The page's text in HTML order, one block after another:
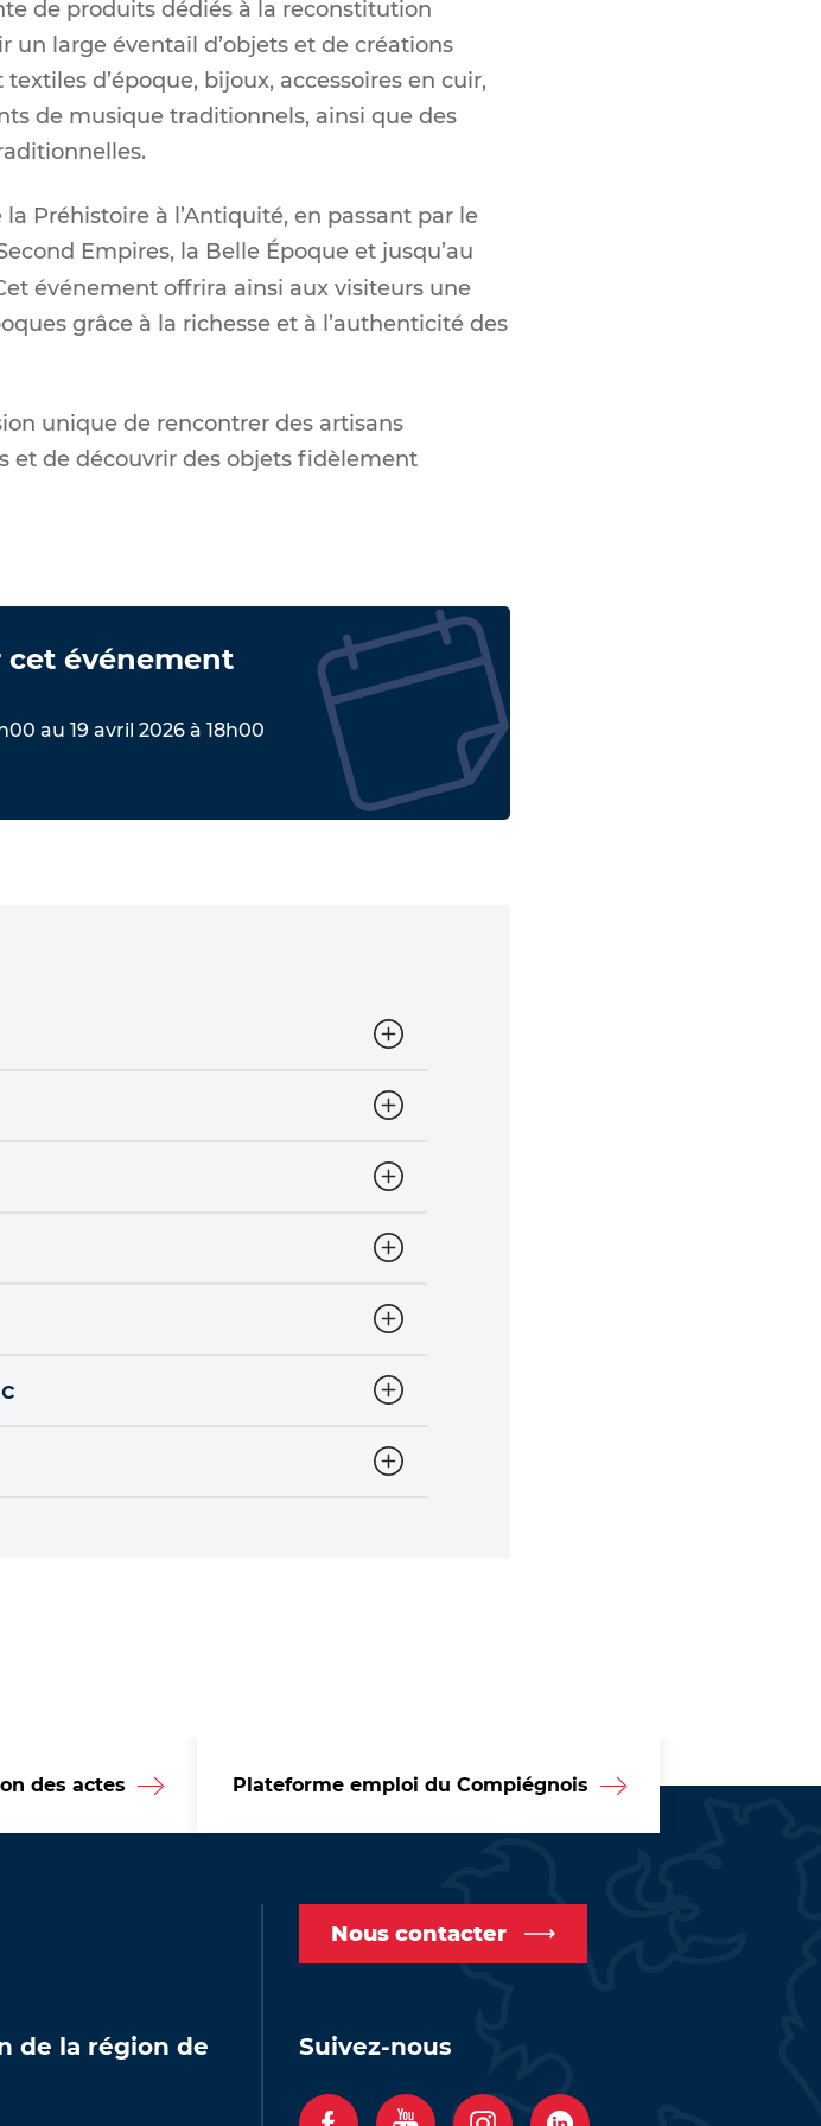
de produits dédiés à la reconstitution
un large éventail d’objets et de créations
d’époque, bijoux, accessoires en cuir,
de musique traditionnels, ainsi que des
Préhistoire à l’Antiquité, en passant par le
Empires, la Belle Époque et jusqu’au
événement offrira ainsi aux visiteurs une
grâce à la richesse et à l’authenticité des
unique de rencontrer des artisans
et de découvrir des objets fidèlement
cet événement
au 19 avril 2026 à 18h00
des actes Plateforme emploi du Compiégnois
de la région de
Nous contacter
Suivez-nous